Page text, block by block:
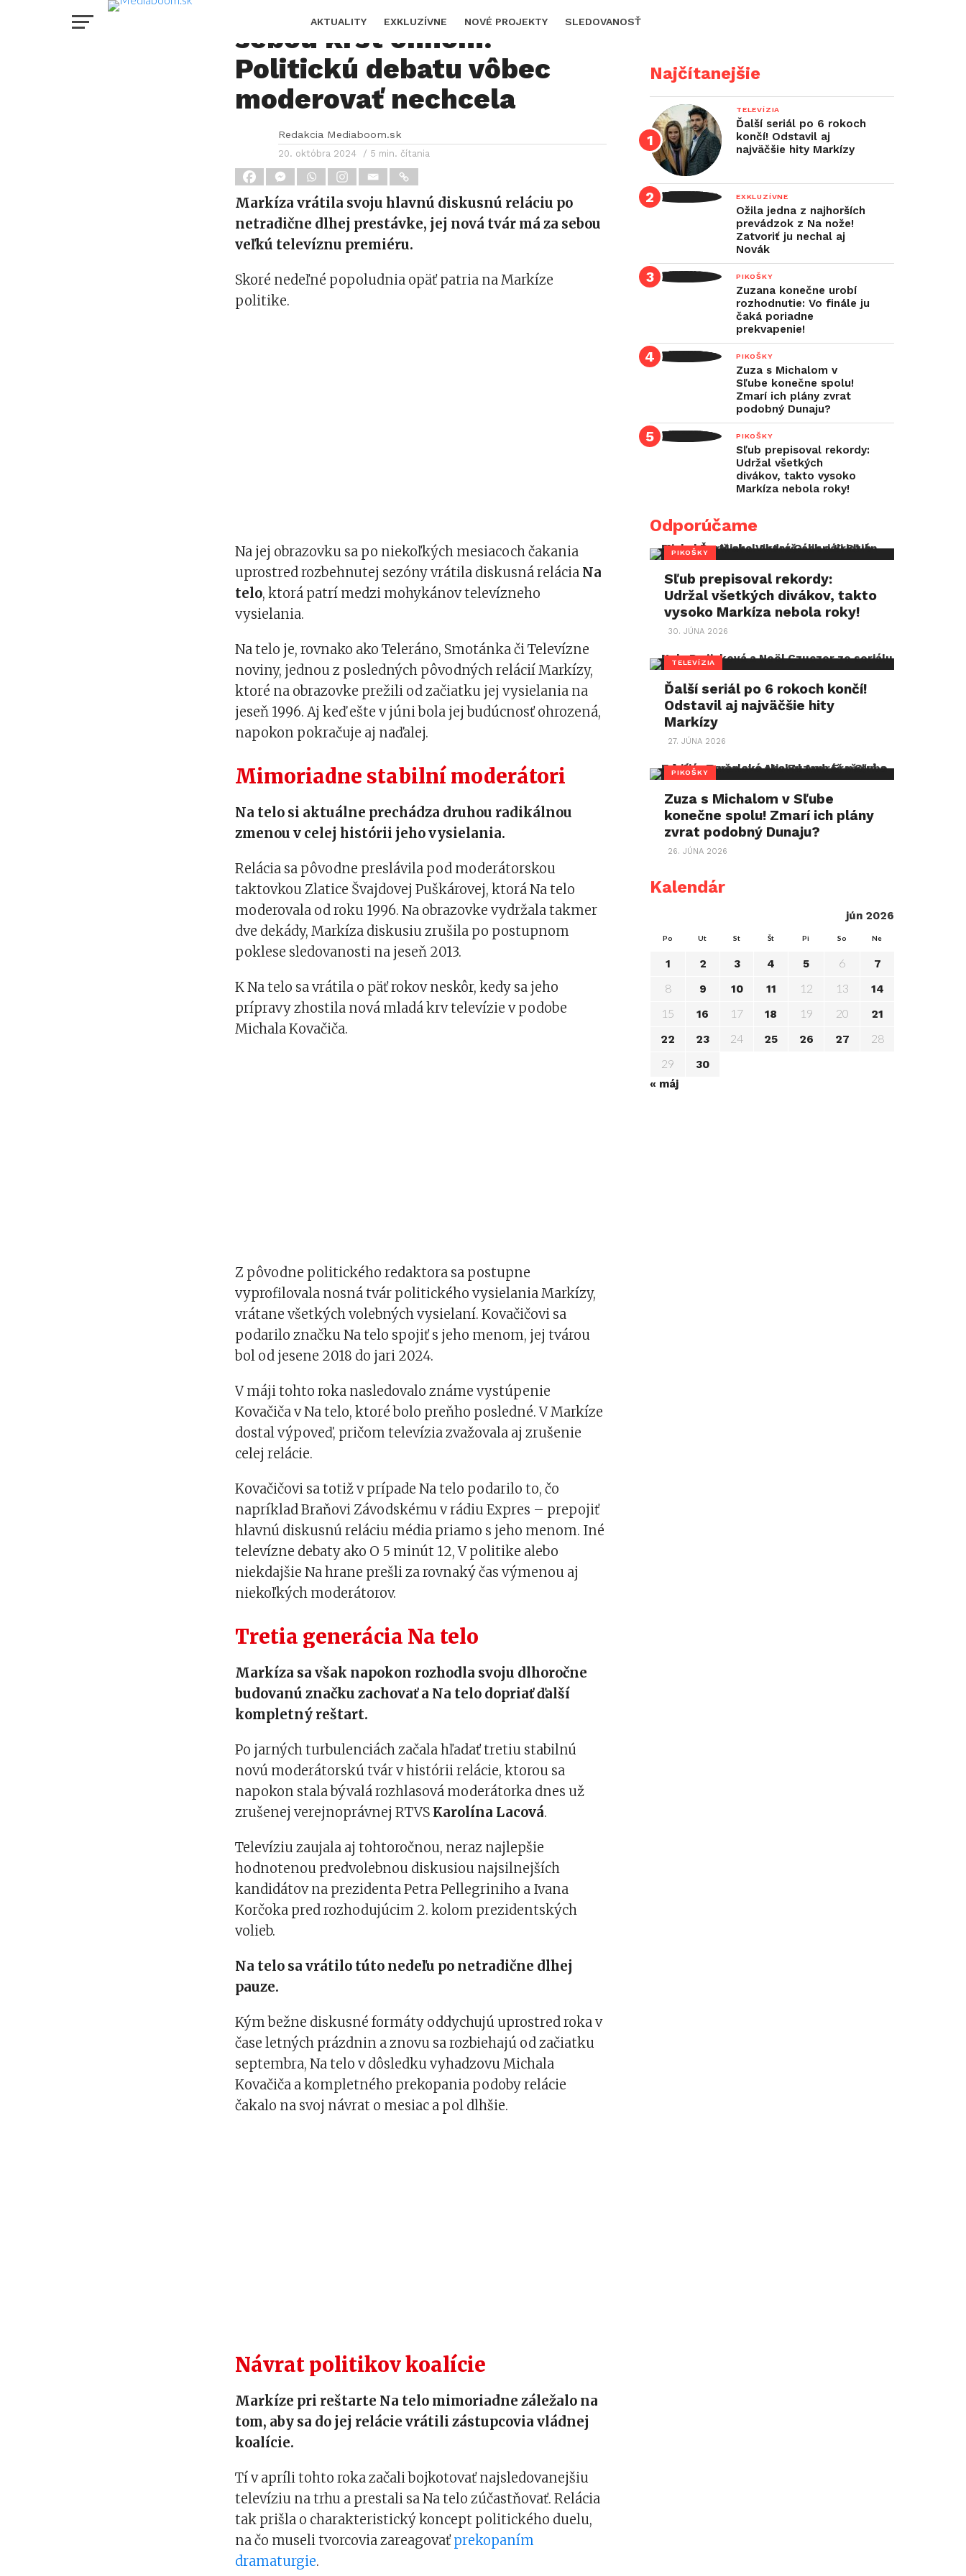
AKTUALITY EXKLUZÍVNE NOVÉ PROJEKTY SLEDOVANOSŤ
Nová tvár Na telo má za
sebou krst ohňom!
Politickú debatu vôbec
moderovať nechcela
Redakcia Mediaboom.sk
20. októbra 2024 / 5 min. čítania
Markíza vrátila svoju hlavnú diskusnú reláciu po
netradične dlhej prestávke, jej nová tvár má za sebou
veľkú televíznu premiéru.
Skoré nedeľné popoludnia opäť patria na Markíze
politike.
Na jej obrazovku sa po niekoľkých mesiacoch čakania
uprostred rozbehnutej sezóny vrátila diskusná relácia Na
telo, ktorá patrí medzi mohykánov televízneho
vysielania.
Na telo je, rovnako ako Teleráno, Smotánka či Televízne
noviny, jednou z posledných pôvodných relácií Markízy,
ktoré na obrazovke prežili od začiatku jej vysielania na
jeseň 1996. Aj keď ešte v júni bola jej budúcnosť ohrozená,
napokon pokračuje aj naďalej.
Mimoriadne stabilní moderátori
Na telo si aktuálne prechádza druhou radikálnou
zmenou v celej histórii jeho vysielania.
Relácia sa pôvodne preslávila pod moderátorskou
taktovkou Zlatice Švajdovej Puškárovej, ktorá Na telo
moderovala od roku 1996. Na obrazovke vydržala takmer
dve dekády, Markíza diskusiu zrušila po postupnom
poklese sledovanosti na jeseň 2013.
K Na telo sa vrátila o päť rokov neskôr, kedy sa jeho
prípravy zhostila nová mladá krv televízie v podobe
Michala Kovačiča.
Z pôvodne politického redaktora sa postupne
vyprofilovala nosná tvár politického vysielania Markízy,
vrátane všetkých volebných vysielaní. Kovačičovi sa
podarilo značku Na telo spojiť s jeho menom, jej tvárou
bol od jesene 2018 do jari 2024.
V máji tohto roka nasledovalo známe vystúpenie
Kovačiča v Na telo, ktoré bolo preňho posledné. V Markíze
dostal výpoveď, pričom televízia zvažovala aj zrušenie
celej relácie.
Kovačičovi sa totiž v prípade Na telo podarilo to, čo
napríklad Braňovi Závodskému v rádiu Expres – prepojiť
hlavnú diskusnú reláciu média priamo s jeho menom. Iné
televízne debaty ako O 5 minút 12, V politike alebo
niekdajšie Na hrane prešli za rovnaký čas výmenou aj
niekoľkých moderátorov.
Tretia generácia Na telo
Markíza sa však napokon rozhodla svoju dlhoročne
budovanú značku zachovať a Na telo dopriať ďalší
kompletný reštart.
Po jarných turbulenciách začala hľadať tretiu stabilnú
novú moderátorskú tvár v histórii relácie, ktorou sa
napokon stala bývalá rozhlasová moderátorka dnes už
zrušenej verejnoprávnej RTVS Karolína Lacová.
Televíziu zaujala aj tohtoročnou, neraz najlepšie
hodnotenou predvolebnou diskusiou najsilnejších
kandidátov na prezidenta Petra Pellegriniho a Ivana
Korčoka pred rozhodujúcim 2. kolom prezidentských
volieb.
Na telo sa vrátilo túto nedeľu po netradične dlhej
pauze.
Kým bežne diskusné formáty oddychujú uprostred roka v
čase letných prázdnin a znovu sa rozbiehajú od začiatku
septembra, Na telo v dôsledku vyhadzovu Michala
Kovačiča a kompletného prekopania podoby relácie
čakalo na svoj návrat o mesiac a pol dlhšie.
Návrat politikov koalície
Markíze pri reštarte Na telo mimoriadne záležalo na
tom, aby sa do jej relácie vrátili zástupcovia vládnej
koalície.
Tí v apríli tohto roka začali bojkotovať najsledovanejšiu
televíziu na trhu a prestali sa Na telo zúčastňovať. Relácia
tak prišla o charakteristický koncept politického duelu,
na čo museli tvorcovia zareagovaťprekopaním
dramaturgie.
Najčítanejšie
TELEVÍZIA
Ďalší seriál po 6 rokoch
končí! Odstavil aj
najväčšie hity Markízy
EXKLUZÍVNE
Ožila jedna z najhorších
prevádzok z Na nože!
Zatvoriť ju nechal aj
Novák
PIKOŠKY
Zuzana konečne urobí
rozhodnutie: Vo finále ju
čaká poriadne
prekvapenie!
PIKOŠKY
Zuza s Michalom v
Sľube konečne spolu!
Zmarí ich plány zvrat
podobný Dunaju?
PIKOŠKY
Sľub prepisoval rekordy:
Udržal všetkých
divákov, takto vysoko
Markíza nebola roky!
Odporúčame
PIKOŠKY
Sľub prepisoval rekordy:
Udržal všetkých divákov, takto
vysoko Markíza nebola roky!
30. JÚNA 2026
TELEVÍZIA
Ďalší seriál po 6 rokoch končí!
Odstavil aj najväčšie hity
Markízy
27. JÚNA 2026
PIKOŠKY
Zuza s Michalom v Sľube
konečne spolu! Zmarí ich plány
zvrat podobný Dunaju?
26. JÚNA 2026
Kalendár
jún 2026
Po Ut St Št Pi So Ne
1 2 3 4 5 6 7
8 9 10 11 12 13 14
15 16 17 18 19 20
21
22
23 24 25 26 27
28
29
30
« máj